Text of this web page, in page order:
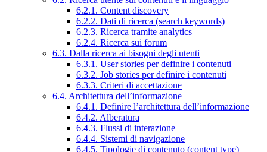
6.2.1. Content discovery
6.2.2. Dati di ricerca (search keywords)
6.2.3. Ricerca tramite analytics
6.2.4. Ricerca sui forum
6.3. Dalla ricerca ai bisogni degli utenti
6.3.1. User stories per definire i contenuti
6.3.2. Job stories per definire i contenuti
6.3.3. Criteri di accettazione
6.4. Architettura dell’informazione
6.4.1. Definire l’architettura dell’informazione
6.4.2. Alberatura
6.4.3. Flussi di interazione
6.4.4. Sistemi di navigazione
6.4.5. Tipologie di contenuto (content type)